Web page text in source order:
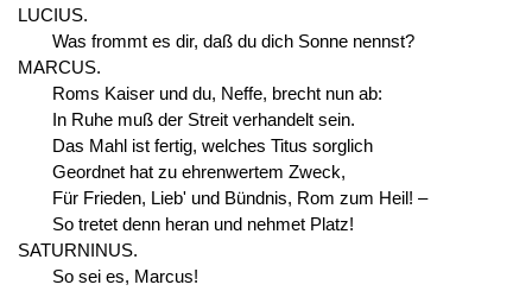
LUCIUS.
Was frommt es dir, daß du dich Sonne nennst?
MARCUS.
Roms Kaiser und du, Neffe, brecht nun ab:
In Ruhe muß der Streit verhandelt sein.
Das Mahl ist fertig, welches Titus sorglich
Geordnet hat zu ehrenwertem Zweck,
Für Frieden, Lieb' und Bündnis, Rom zum Heil! –
So tretet denn heran und nehmet Platz!
SATURNINUS.
So sei es, Marcus!